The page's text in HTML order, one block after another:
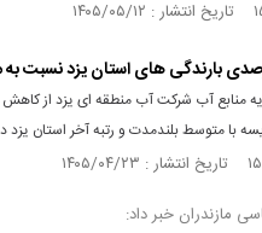
با متوسط بلندمدت و رتبه آخر استان یزد
مازندران خبر داد: